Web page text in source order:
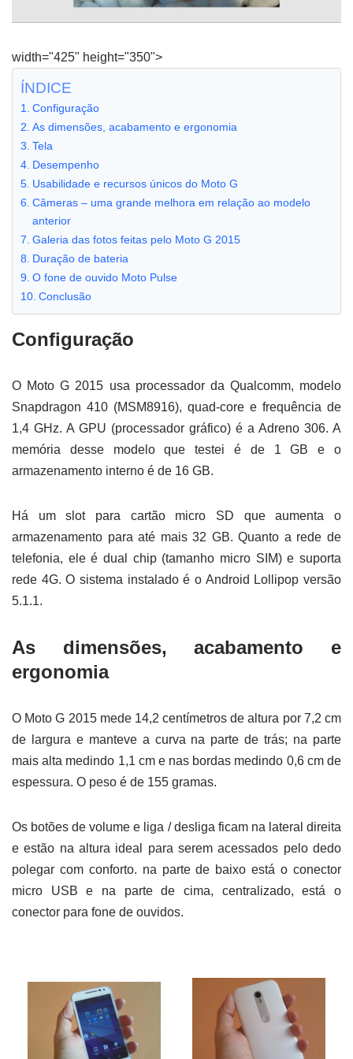
width="425" height="350">
ÍNDICE
Configuração
As dimensões, acabamento e ergonomia
Tela
Desempenho
Usabilidade e recursos únicos do Moto G
Câmeras – uma grande melhora em relação ao modelo
anterior
Galeria das fotos feitas pelo Moto G 2015
Duração de bateria
O fone de ouvido Moto Pulse
Conclusão
Configuração
O Moto G 2015 usa processador da Qualcomm, modelo
Snapdragon 410 (MSM8916), quad-core e frequência de
1,4 GHz. A GPU (processador gráfico) é a Adreno 306. A
memória desse modelo que testei é de 1 GB e o
armazenamento interno é de 16 GB.
Há um slot para cartão micro SD que aumenta o
armazenamento para até mais 32 GB. Quanto a rede de
telefonia, ele é dual chip (tamanho micro SIM) e suporta
rede 4G. O sistema instalado é o Android Lollipop versão
5.1.1.
As dimensões, acabamento e
ergonomia
O Moto G 2015 mede 14,2 centímetros de altura por 7,2 cm
de largura e manteve a curva na parte de trás; na parte
mais alta medindo 1,1 cm e nas bordas medindo 0,6 cm de
espessura. O peso é de 155 gramas.
Os botões de volume e liga / desliga ficam na lateral direita
e estão na altura ideal para serem acessados pelo dedo
polegar com conforto. na parte de baixo está o conector
micro USB e na parte de cima, centralizado, está o
conector para fone de ouvidos.